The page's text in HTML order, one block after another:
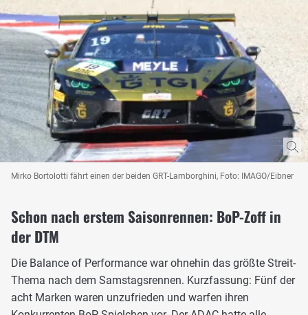
Mirko Bortolotti fährt einen der beiden GRT-Lamborghini, Foto: IMAGO/Eibner
Schon nach erstem Saisonrennen: BoP-Zoff in
der DTM
Die Balance of Performance war ohnehin das größte Streit-
Thema nach dem Samstagsrennen. Kurzfassung: Fünf der
acht Marken waren unzufrieden und warfen ihren